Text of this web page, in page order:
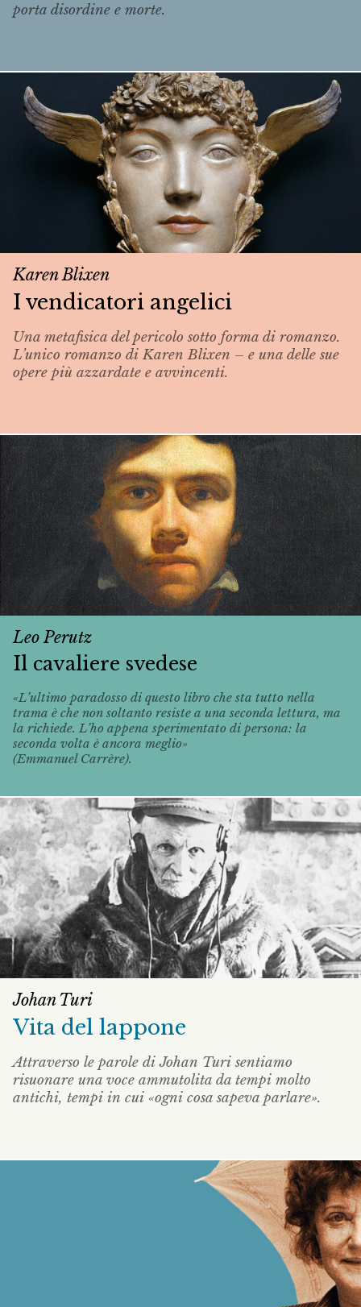
porta disordine e morte.
Karen Blixen
I vendicatori angelici
Una metafisica del pericolo sotto forma di romanzo.
L’unico romanzo di Karen Blixen – e una delle sue
opere più azzardate e avvincenti.
Leo Perutz
Il cavaliere svedese
«L’ultimo paradosso di questo libro che sta tutto nella
trama è che non soltanto resiste a una seconda lettura, ma
la richiede. L’ho appena sperimentato di persona: la
seconda volta è ancora meglio»
(Emmanuel Carrère).
Johan Turi
Vita del lappone
Attraverso le parole di Johan Turi sentiamo
risuonare una voce ammutolita da tempi molto
antichi, tempi in cui «ogni cosa sapeva parlare».